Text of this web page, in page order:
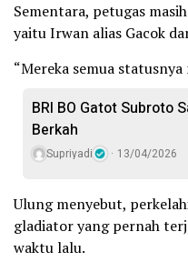
Sementara, petugas
yaitu Irwan alias Gacok
“Mereka semua
BRI BO Gatot Subroto
Berkah
Supriyadi 13/04/2026
Ulung menyebut,
gladiator yang pernah
waktu lalu.